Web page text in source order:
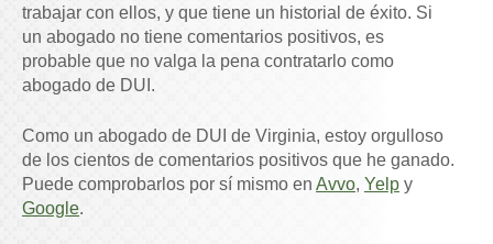
trabajar con ellos, y que tiene un historial de éxito. Si
un abogado no tiene comentarios positivos, es
probable que no valga la pena contratarlo como
abogado de DUI.
Como un abogado de DUI de Virginia, estoy orgulloso
de los cientos de comentarios positivos que he ganado.
Puede comprobarlos por sí mismo en Avvo, Yelp y
Google.